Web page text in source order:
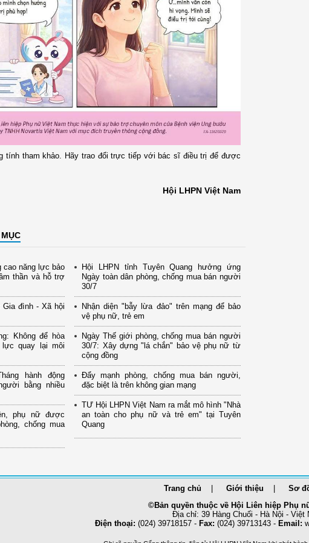
tính tham khảo. Hãy trao đổi trực tiếp với bác sĩ điều trị để được
Hội LHPN Việt Nam
cao năng lực bảo
thần và hỗ trợ
đình - Xã hội
Không để hòa
lực quay lại môi
hành động
bằng nhiều
phụ nữ được
chống mua
Hội LHPN tỉnh Tuyên Quang hưởng ứng
Ngày toàn dân phòng, chống mua bán người
30/7
Nhận diện "bẫy lừa đảo" trên mạng để bảo
vệ phụ nữ, trẻ em
Ngày Thế giới phòng, chống mua bán người
30/7: Xây dựng "lá chắn" bảo vệ phụ nữ từ
cộng đồng
Đẩy mạnh phòng, chống mua bán người,
đặc biệt là trên không gian mạng
TƯ Hội LHPN Việt Nam ra mắt mô hình "Nhà
an toàn cho phụ nữ và trẻ em" tại Tuyên
Quang
Trang chủ Giới thiệu
Sơ
©Bản quyền thuộc về Hội Liên hiệp Phụ
Địa chỉ: 39 Hàng Chuối - Hà Nội - Việt
Điện thoại: (024) 39718157 - Fax: (024) 39713143 - Email: